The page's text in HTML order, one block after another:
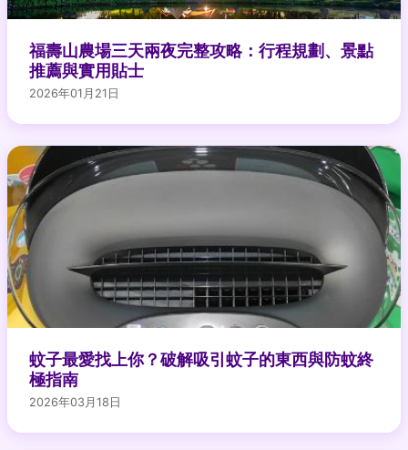
福壽山農場三天兩夜完整攻略：行程規劃、景點
推薦與實用貼士
2026年01月21日
蚊子最愛找上你？破解吸引蚊子的東西與防蚊終
極指南
2026年03月18日